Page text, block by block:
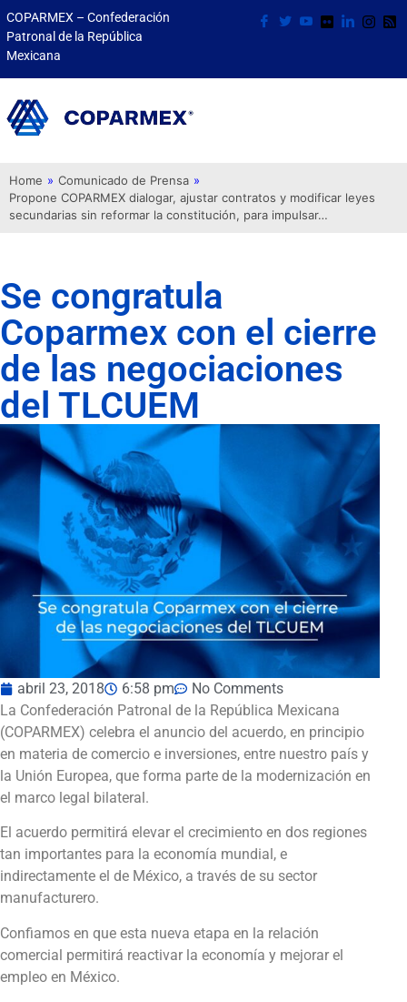
COPARMEX – Confederación
Patronal de la República
Mexicana
Home » Comunicado de Prensa »
Propone COPARMEX dialogar, ajustar contratos y modificar leyes
secundarias sin reformar la constitución, para impulsar…
Se congratula
Coparmex con el cierre
de las negociaciones
del TLCUEM
abril 23, 2018 6:58 pm
No Comments
La Confederación Patronal de la República Mexicana
(COPARMEX) celebra el anuncio del acuerdo, en principio
en materia de comercio e inversiones, entre nuestro país y
la Unión Europea, que forma parte de la modernización en
el marco legal bilateral.
El acuerdo permitirá elevar el crecimiento en dos regiones
tan importantes para la economía mundial, e
indirectamente el de México, a través de su sector
manufacturero.
Confiamos en que esta nueva etapa en la relación
comercial permitirá reactivar la economía y mejorar el
empleo en México.